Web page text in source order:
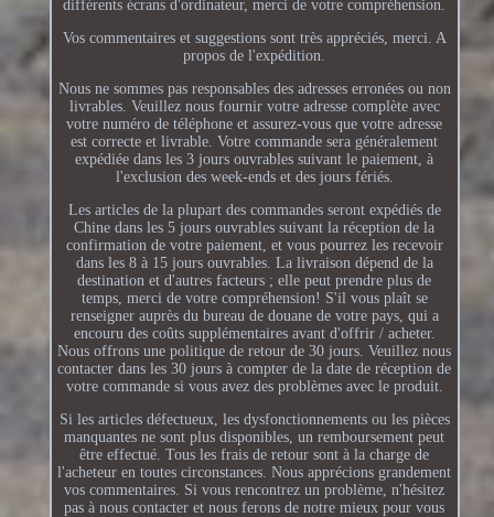
différents écrans d'ordinateur, merci de votre compréhension.
Vos commentaires et suggestions sont très appréciés, merci. A
propos de l'expédition.
Nous ne sommes pas responsables des adresses erronées ou non
livrables. Veuillez nous fournir votre adresse complète avec
votre numéro de téléphone et assurez-vous que votre adresse
est correcte et livrable. Votre commande sera généralement
expédiée dans les 3 jours ouvrables suivant le paiement, à
l'exclusion des week-ends et des jours fériés.
Les articles de la plupart des commandes seront expédiés de
Chine dans les 5 jours ouvrables suivant la réception de la
confirmation de votre paiement, et vous pourrez les recevoir
dans les 8 à 15 jours ouvrables. La livraison dépend de la
destination et d'autres facteurs ; elle peut prendre plus de
temps, merci de votre compréhension! S'il vous plaît se
renseigner auprès du bureau de douane de votre pays, qui a
encouru des coûts supplémentaires avant d'offrir / acheter.
Nous offrons une politique de retour de 30 jours. Veuillez nous
contacter dans les 30 jours à compter de la date de réception de
votre commande si vous avez des problèmes avec le produit.
Si les articles défectueux, les dysfonctionnements ou les pièces
manquantes ne sont plus disponibles, un remboursement peut
être effectué. Tous les frais de retour sont à la charge de
l'acheteur en toutes circonstances. Nous apprécions grandement
vos commentaires. Si vous rencontrez un problème, n'hésitez
pas à nous contacter et nous ferons de notre mieux pour vous